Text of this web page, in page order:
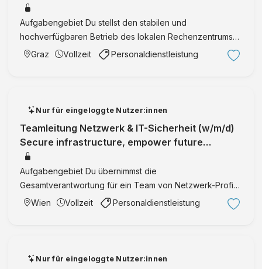
Daten und die Cyberabwehr v
Aufgabengebiet Du stellst den stabilen und
hochverfügbaren Betrieb des lokalen Rechenzentrums
sicher – von Infrastruktur und Service Management bis
Graz Vollzeit Personaldienstleistung
Nur für eingeloggte Nutzer:innen
Teamleitung Netzwerk & IT-Sicherheit (w/m/d)
Secure infrastructure, empower future
connectivity Wien IT Security
Aufgabengebiet Du übernimmst die
Gesamtverantwortung für ein Team von Netzwerk-Profis
und sorgst dafür, dass ihr gemeinsam stabile, sichere
Lösungen auf die Straße bringt Du koordinierst zentrale
Wien Vollzeit Personaldienstleistung
Nur für eingeloggte Nutzer:innen